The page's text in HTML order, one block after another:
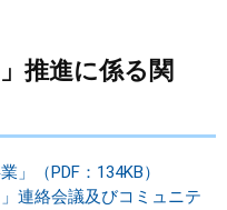
推進に係る関
」（PDF：134KB）
連絡会議及びコミュニテ